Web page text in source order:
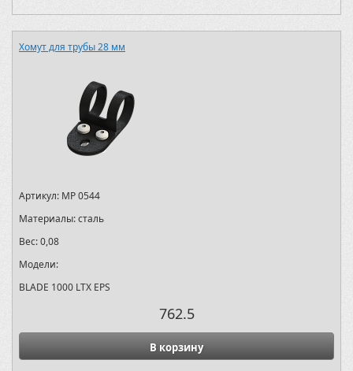
Хомут для трубы 28 мм
Артикул: MP 0544
Материалы:сталь
Вес:0,08
Модели:
BLADE 1000 LTX EPS
762.5
В корзину